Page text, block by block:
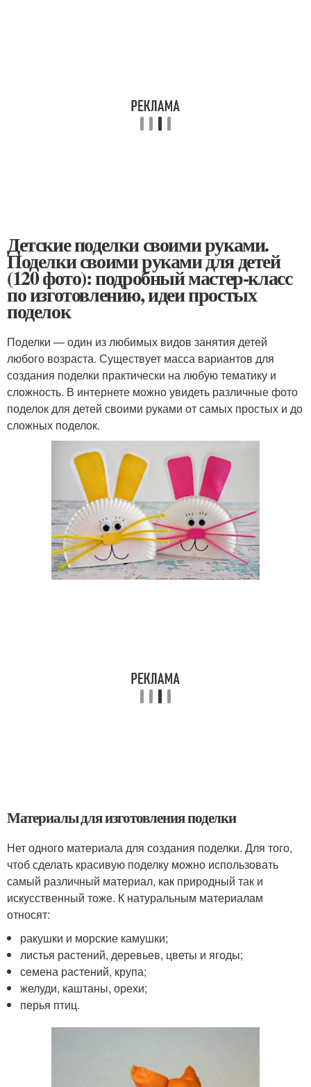
Детские поделки своими руками.
Поделки своими руками для детей
(120 фото): подробный мастер-класс
по изготовлению, идеи простых
поделок
Поделки — один из любимых видов занятия детей
любого возраста. Существует масса вариантов для
создания поделки практически на любую тематику и
сложность. В интернете можно увидеть различные фото
поделок для детей своими руками от самых простых и до
сложных поделок.
Материалы для изготовления поделки
Нет одного материала для создания поделки. Для того,
чтоб сделать красивую поделку можно использовать
самый различный материал, как природный так и
искусственный тоже. К натуральным материалам
относят:
ракушки и морские камушки;
листья растений, деревьев, цветы и ягоды;
семена растений, крупа;
желуди, каштаны, орехи;
перья птиц.